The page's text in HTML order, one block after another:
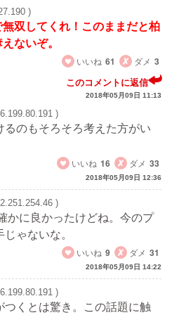
)
双してくれ！このままだと柏
ないぞ。
いいね 61 ダメ 3
このコメントに返信
2018年05月09日 11:13
)
るのもそろそろ考えた方がい
いいね 16 ダメ 33
2018年05月09日 12:36
)
かに良かったけどね。今のプ
ゃないな。
いいね 9 ダメ 31
2018年05月09日 14:22
)
つくとは驚き。この話題に触